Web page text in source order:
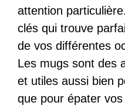
attention
clés qui trouve
de vos différentes
Les mugs sont des
et utiles aussi bien
que pour épater